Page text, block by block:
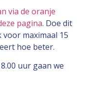
via de oranje
pagina. Doe dit
voor maximaal 15
hoe beter.
uur gaan we